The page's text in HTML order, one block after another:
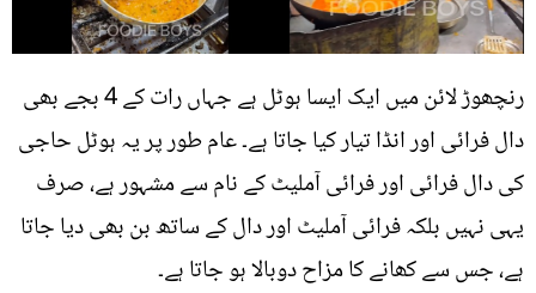
رنچھوڑ لائن میں ایک ایسا ہوٹل ہے جہاں رات کے 4 بجے بھی
دال فرائی اور انڈا تیار کیا جاتا ہے۔ عام طور پر یہ ہوٹل حاجی
کی دال فرائی اور فرائی آملیٹ کے نام سے مشہور ہے، صرف
یہی نہیں بلکہ فرائی آملیٹ اور دال کے ساتھ بن بھی دیا جاتا
ہے، جس سے کھانے کا مزاح دوبالا ہو جاتا ہے۔